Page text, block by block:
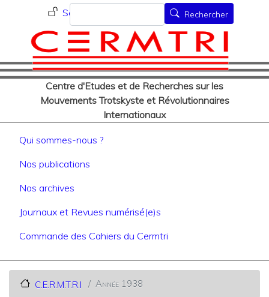
au
contenu
principal
Menu du compte de
Se connecter
Centre d'Etudes et de Recherches sur les
Mouvements Trotskyste et Révolutionnaires
Internationaux
Rechercher Rechercher
Navigation principale
Qui sommes-nous ?
Nos publications
Nos archives
Journaux et Revues numérisé(e)s
Commande des Cahiers du Cermtri
C.E.R.M.T.R.I Année 1938